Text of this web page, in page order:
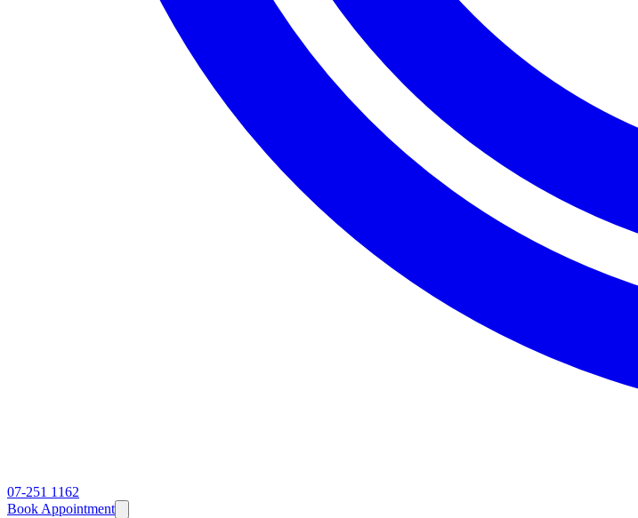
07-251 1162
Book Appointment